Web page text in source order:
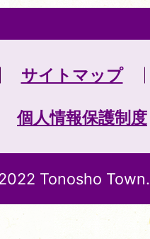
サイトマップ
個人情報保護制度
Tonosho